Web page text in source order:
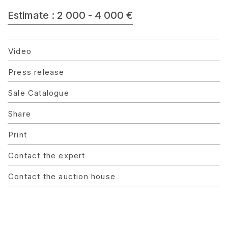
Estimate : 2 000 - 4 000 €
Video
Press release
Sale Catalogue
Share
Print
Contact the expert
Contact the auction house